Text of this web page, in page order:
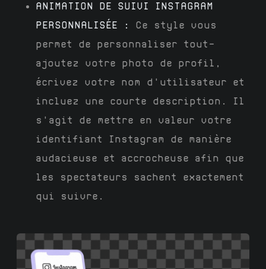
ANIMATION DE SUIVI INSTAGRAM
PERSONNALISÉE :
Ce style vous
permet de personnaliser tout—
ajoutez votre photo de profil,
écrivez votre nom d'utilisateur et
incluez une courte description. Il
s'agit de mettre en valeur votre
identifiant Instagram de manière
audacieuse et accrocheuse afin que
les spectateurs sachent exactement
qui suivre.